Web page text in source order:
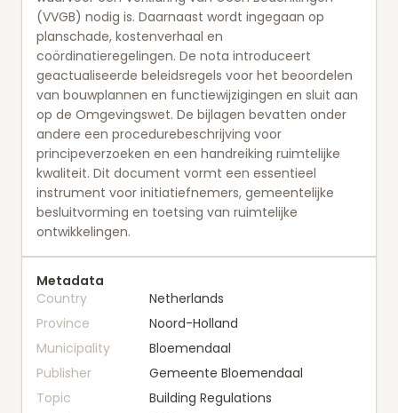
(VVGB) nodig is. Daarnaast wordt ingegaan op
planschade, kostenverhaal en
coördinatieregelingen. De nota introduceert
geactualiseerde beleidsregels voor het beoordelen
van bouwplannen en functiewijzigingen en sluit aan
op de Omgevingswet. De bijlagen bevatten onder
andere een procedurebeschrijving voor
principeverzoeken en een handreiking ruimtelijke
kwaliteit. Dit document vormt een essentieel
instrument voor initiatiefnemers, gemeentelijke
besluitvorming en toetsing van ruimtelijke
ontwikkelingen.
Metadata
Country
Netherlands
Province
Noord-Holland
Municipality
Bloemendaal
Publisher
Gemeente Bloemendaal
Topic
Building Regulations